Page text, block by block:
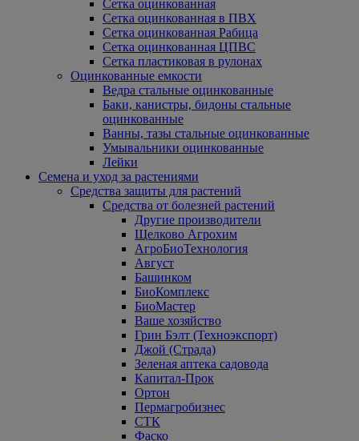
Сетка оцинкованная
Сетка оцинкованная в ПВХ
Сетка оцинкованная Рабица
Сетка оцинкованная ЦПВС
Сетка пластиковая в рулонах
Оцинкованные емкости
Ведра стальные оцинкованные
Баки, канистры, бидоны стальные
оцинкованные
Ванны, тазы стальные оцинкованные
Умывальники оцинкованные
Лейки
Семена и уход за растениями
Средства защиты для растений
Средства от болезней растений
Другие производители
Щелково Агрохим
АгроБиоТехнология
Август
Башинком
БиоКомплекс
БиоМастер
Ваше хозяйство
Грин Бэлт (Техноэкспорт)
Джой (Страда)
Зеленая аптека садовода
Капитал-Прок
Ортон
Пермагробизнес
СТК
Фаско